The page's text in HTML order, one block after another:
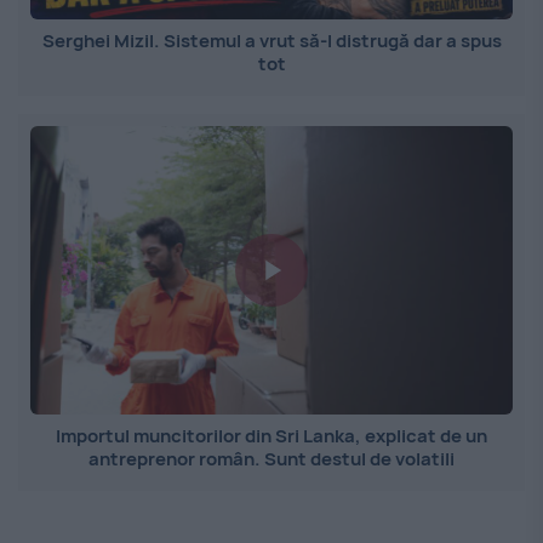
Serghei Mizil. Sistemul a vrut să-l distrugă dar a spus
tot
Importul muncitorilor din Sri Lanka, explicat de un
antreprenor român. Sunt destul de volatili